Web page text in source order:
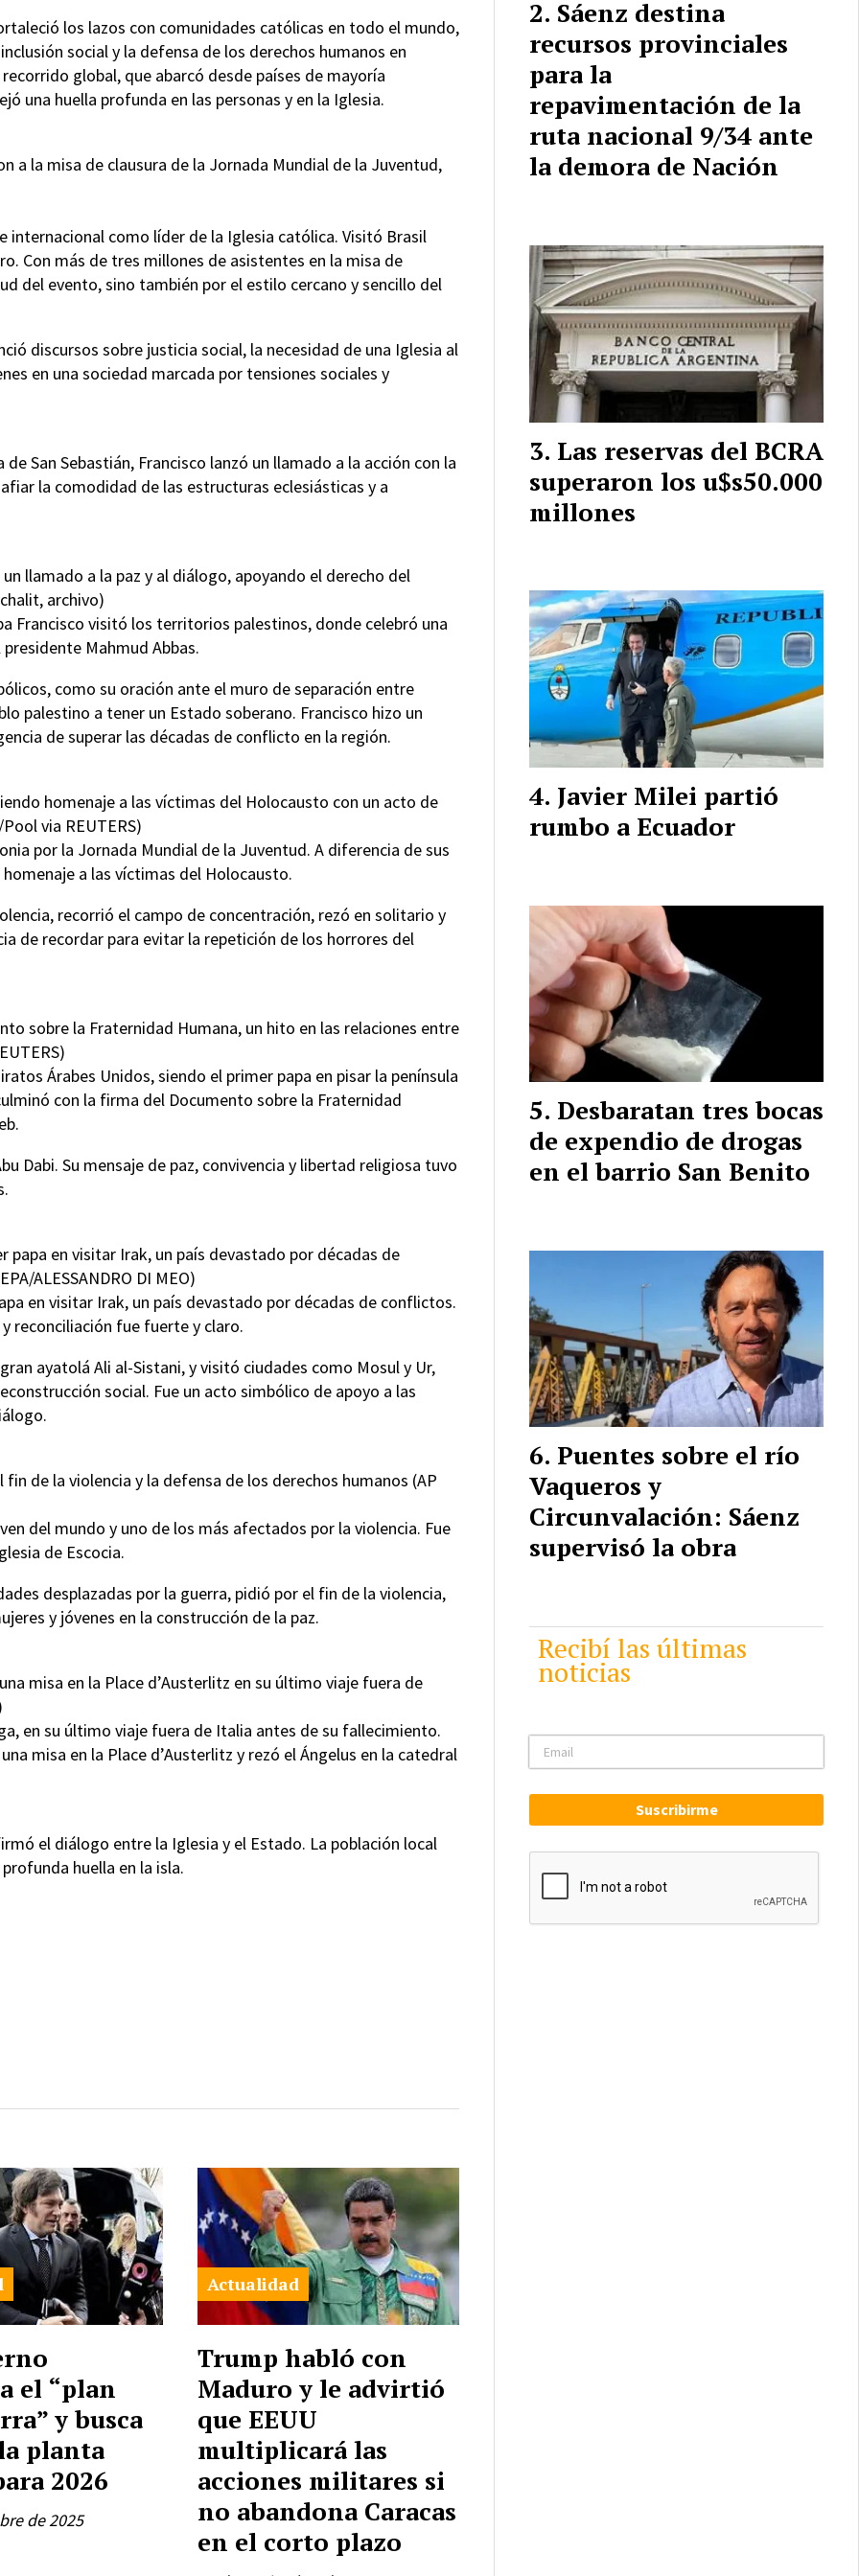
los lazos con comunidades católicas en todo el mundo,
social y la defensa de los derechos humanos en
global, que abarcó desde países de mayoría
una huella profunda en las personas y en la Iglesia.
la misa de clausura de la Jornada Mundial de la Juventud,
internacional como líder de la Iglesia católica. Visitó Brasil
Con más de tres millones de asistentes en la misa de
del evento, sino también por el estilo cercano y sencillo del
discursos sobre justicia social, la necesidad de una Iglesia al
en una sociedad marcada por tensiones sociales y
San Sebastián, Francisco lanzó un llamado a la acción con la
la comodidad de las estructuras eclesiásticas y a
llamado a la paz y al diálogo, apoyando el derecho del
archivo)
Francisco visitó los territorios palestinos, donde celebró una
Mahmud Abbas.
como su oración ante el muro de separación entre
palestino a tener un Estado soberano. Francisco hizo un
de superar las décadas de conflicto en la región.
homenaje a las víctimas del Holocausto con un acto de
via REUTERS)
por la Jornada Mundial de la Juventud. A diferencia de sus
a las víctimas del Holocausto.
recorrió el campo de concentración, rezó en solitario y
de recordar para evitar la repetición de los horrores del
sobre la Fraternidad Humana, un hito en las relaciones entre
Árabes Unidos, siendo el primer papa en pisar la península
con la firma del Documento sobre la Fraternidad
Dabi. Su mensaje de paz, convivencia y libertad religiosa tuvo
en visitar Irak, un país devastado por décadas de
ALESSANDRO DI MEO)
en visitar Irak, un país devastado por décadas de conflictos.
reconciliación fue fuerte y claro.
ayatolá Ali al-Sistani, y visitó ciudades como Mosul y Ur,
social. Fue un acto simbólico de apoyo a las
de la violencia y la defensa de los derechos humanos (AP
del mundo y uno de los más afectados por la violencia. Fue
de Escocia.
desplazadas por la guerra, pidió por el fin de la violencia,
y jóvenes en la construcción de la paz.
misa en la Place d’Austerlitz en su último viaje fuera de
en su último viaje fuera de Italia antes de su fallecimiento.
misa en la Place d’Austerlitz y rezó el Ángelus en la catedral
el diálogo entre la Iglesia y el Estado. La población local
huella en la isla.
el “plan
y busca
planta
2026
de 2025
Trump habló con
Maduro y le advirtió
que EEUU
multiplicará las
acciones militares si
no abandona Caracas
en el corto plazo
Actualidad
Sáenz destina
recursos provinciales
para la
repavimentación de la
ruta nacional 9/34 ante
la demora de Nación
Las reservas del BCRA
superaron los u$s50.000
millones
Javier Milei partió
rumbo a Ecuador
Desbaratan tres bocas
de expendio de drogas
en el barrio San Benito
Puentes sobre el río
Vaqueros y
Circunvalación: Sáenz
supervisó la obra
Recibí las últimas
noticias
Suscribirme